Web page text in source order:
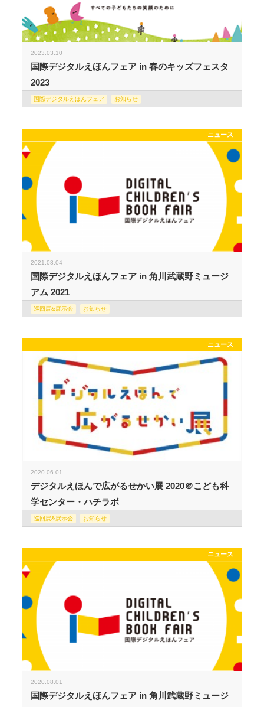
2023.03.10
国際デジタルえほんフェア in 春のキッズフェスタ
2023
国際デジタルえほんフェア お知らせ
ニュース
2021.08.04
国際デジタルえほんフェア in 角川武蔵野ミュージ
アム 2021
巡回展&展示会 お知らせ
ニュース
2020.06.01
デジタルえほんで広がるせかい展 2020＠こども科
学センター・ハチラボ
巡回展&展示会 お知らせ
ニュース
2020.08.01
国際デジタルえほんフェア in 角川武蔵野ミュージ